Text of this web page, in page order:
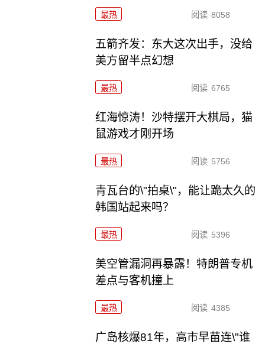
最热 阅读 8058
五箭齐发：东大这次出手，没给
美方留半点幻想
最热 阅读 6765
红海惊涛！沙特摆开大棋局，猫
鼠游戏才刚开场
最热 阅读 5756
青瓦台的\"拍桌\"，能让跪太久的
韩国站起来吗？
最热 阅读 5396
美空管漏洞再暴露！特朗普专机
差点与客机撞上
最热 阅读 4385
广岛核爆81年，高市早苗连\"谁